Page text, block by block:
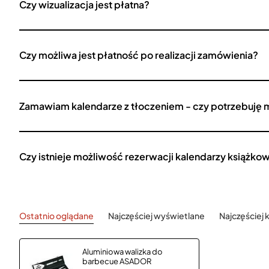
Czy wizualizacja jest płatna?
Czy możliwa jest płatność po realizacji zamówienia?
Zamawiam kalendarze z tłoczeniem - czy potrzebuję
Czy istnieje możliwość rezerwacji kalendarzy
Ostatnio oglądane Najczęściej wyświetlane Najczęściej
Aluminiowa walizka do
barbecue ASADOR